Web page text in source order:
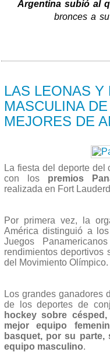
Argentina subió al
bronces a
LAS LEONAS Y
MASCULINA
MEJORES DE
La fiesta del deporte del
con los premios
realizada en Fort
Por primera vez, la
América distinguió a
Juegos
rendimientos deportivos
del Movimiento Olímpico.
Los grandes ganadores
de los deportes de
hockey sobre
mejor equipo
basquet, por su
equipo masculino.